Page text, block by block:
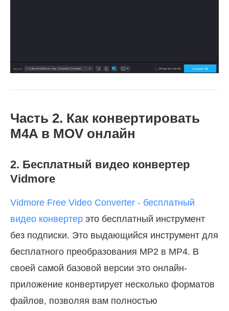
Часть 2. Как конвертировать
M4A в MOV онлайн
2. Бесплатный видео конвертер
Vidmore
Vidmore Free Video Converter - бесплатный
видео конвертер это бесплатный инструмент
без подписки. Это выдающийся инструмент для
бесплатного преобразования MP2 в MP4. В
своей самой базовой версии это онлайн-
приложение конвертирует несколько форматов
файлов, позволяя вам полностью